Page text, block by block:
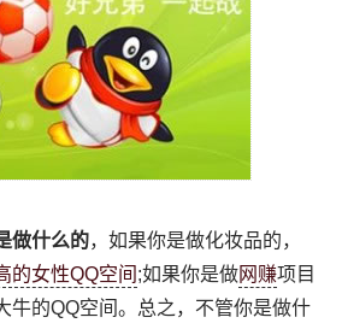
做什么的，如果你是做化妆品的，
的女性QQ空间 ;如果你是做网赚项目
牛的QQ空间。总之，不管你是做什